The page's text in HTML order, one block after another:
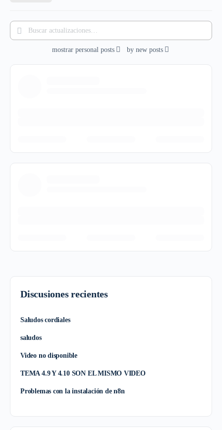
Buscar
actualizaciones…
mostrar personal posts by new posts
Discusiones recientes
Saludos cordiales
saludos
Video no disponible
TEMA 4.9 Y 4.10 SON EL MISMO VIDEO
Problemas con la instalación de n8n